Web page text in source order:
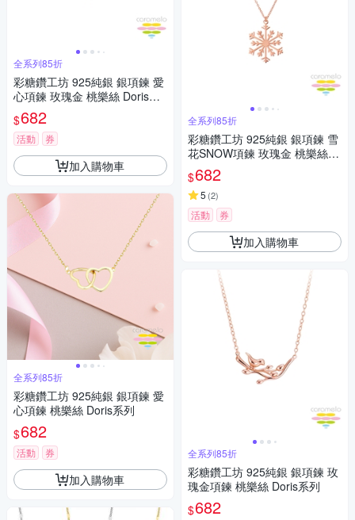
全系列85折
彩糖鑽工坊 925純銀 銀項鍊 愛
心項鍊 玫瑰金 桃樂絲 Doris系
列
$682
活動 券
加入購物車
全系列85折
彩糖鑽工坊 925純銀 銀項鍊 愛
心項鍊 桃樂絲 Doris系列
$682
活動 券
加入購物車
全系列85折
彩糖鑽工坊 925純銀 銀項鍊 雪
花SNOW項鍊 玫瑰金 桃樂絲 D
oris系列
$682
5 (2)
活動 券
加入購物車
全系列85折
彩糖鑽工坊 925純銀 銀項鍊 玫
瑰金項鍊 桃樂絲 Doris系列
$682